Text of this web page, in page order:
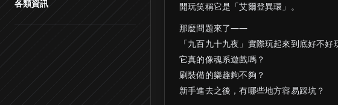
各類資訊
開玩笑稱它是「艾爾登異環」。
那麼問題來了——
「九百九十九夜」實際玩起來到底好不好
它真的像魂系遊戲嗎？
刷裝備的樂趣夠不夠？
新手進去之後，有哪些地方容易踩坑？